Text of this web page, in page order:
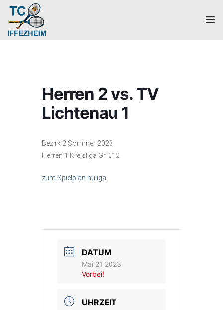
Herren 2 vs. TV
Lichtenau 1
Bezirk 2 Sommer 2023
Herren 1.Kreisliga Gr. 012
zum Spielplan nuliga
DATUM
Mai 21 2023
Vorbei!
UHRZEIT